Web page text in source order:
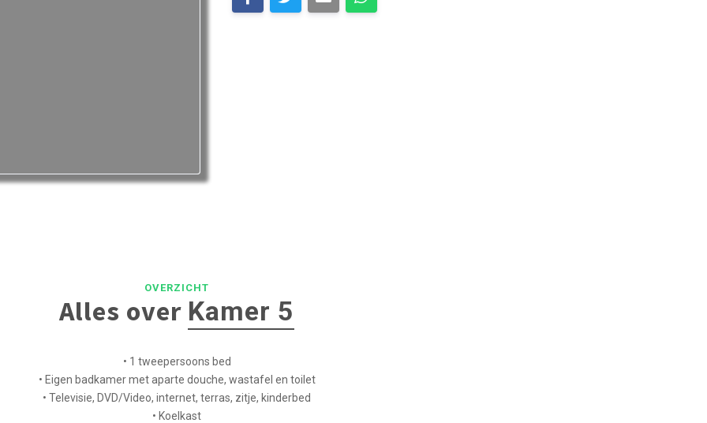
OVERZICHT
Alles over Kamer 5
• 1 tweepersoons bed
• Eigen badkamer met aparte douche, wastafel en toilet
• Televisie, DVD/Video, internet, terras, zitje, kinderbed
• Koelkast